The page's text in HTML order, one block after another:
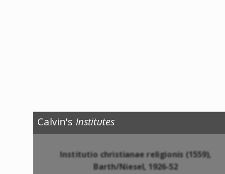
Calvin's Institutes
Institutio christianae religionis (1559),
Barth/Niesel, 1926-52